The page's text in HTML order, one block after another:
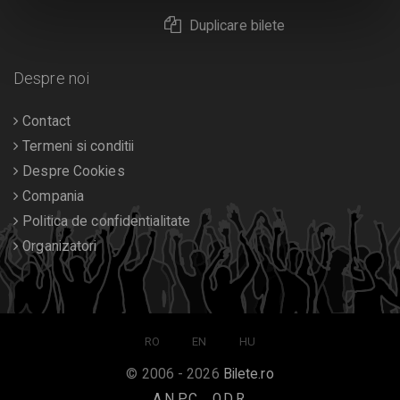
Duplicare bilete
Despre noi
Contact
Termeni si conditii
Despre Cookies
Compania
Politica de confidentialitate
Organizatori
RO EN HU
© 2006 - 2026 Bilete.ro